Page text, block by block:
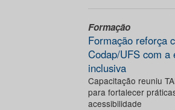
Formação
Formação reforça
Codap/UFS com a
inclusiva
Capacitação reuniu
para fortalecer
acessibilidade